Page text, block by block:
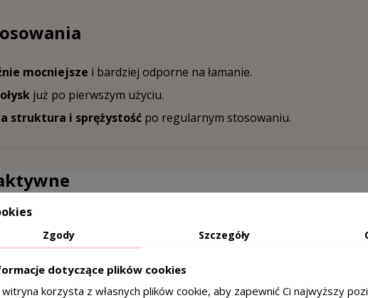
mocniejsze i bardziej odporne na łamanie.
już po pierwszym użyciu.
struktura i sprężystośćpo regularnym stosowaniu.
(Cannabis Sativa Seed Oil)
– regeneruje, odżywia i
(Sodium Hyaluronate)
Zgody Szczegóły
dotyczące plików cookies
witryna korzysta z własnych plików cookie, aby zapewnić Ci najwyższy